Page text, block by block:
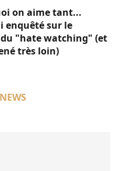
on aime tant...
enquêté sur le
"hate watching" (et
très loin)